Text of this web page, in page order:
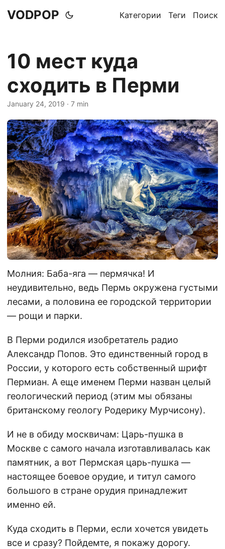
VODPOP Категории Теги Поиск
10 мест куда
сходить в Перми
January 24, 2019 · 7 min
Молния: Баба-яга — пермячка! И
неудивительно, ведь Пермь окружена густыми
лесами, а половина ее городской территории
— рощи и парки.
В Перми родился изобретатель радио
Александр Попов. Это единственный город в
России, у которого есть собственный шрифт
Пермиан. А еще именем Перми назван целый
геологический период (этим мы обязаны
британскому геологу Родерику Мурчисону).
И не в обиду москвичам: Царь-пушка в
Москве с самого начала изготавливалась как
памятник, а вот Пермская царь-пушка —
настоящее боевое орудие, и титул самого
большого в стране орудия принадлежит
именно ей.
Куда сходить в Перми, если хочется увидеть
все и сразу? Пойдемте, я покажу дорогу.